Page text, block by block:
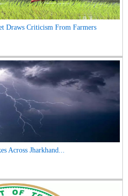
Draws Criticism From Farmers
Across Jharkhand...